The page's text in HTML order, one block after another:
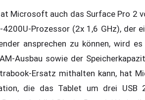
Microsoft auch das Surface Pro 2
Prozessor (2x 1,6 GHz), der
ansprechen zu können, wird
Ausbau sowie der
Ersatz mithalten kann, hat
die das Tablet um drei USB